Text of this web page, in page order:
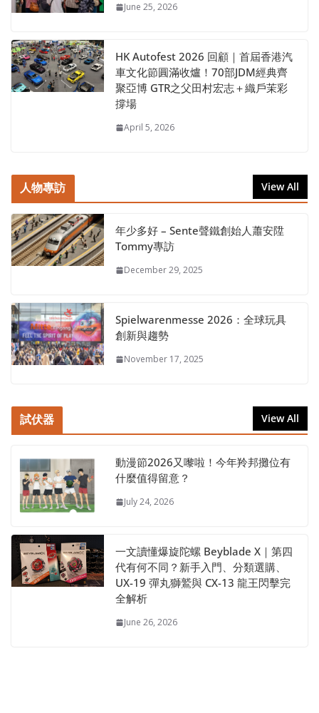
June 25, 2026
HK Autofest 2026 回顧｜首屆香港汽
車文化節圓滿收爐！70部JDM經典齊
聚亞博 GTR之父田村宏志＋織戶茉彩
撐場
April 5, 2026
人物專訪 View All
年少多好 – Sente聲鐵創始人蕭安陞
Tommy專訪
December 29, 2025
Spielwarenmesse 2026：全球玩具
創新與趨勢
November 17, 2025
試伏器 View All
動漫節2026又嚟啦！今年羚邦攤位有
什麼值得留意？
July 24, 2026
一文讀懂爆旋陀螺 Beyblade X｜第四
代有何不同？新手入門、分類選購、
UX-19 彈丸獅鷲與 CX-13 龍王閃擊完
全解析
June 26, 2026